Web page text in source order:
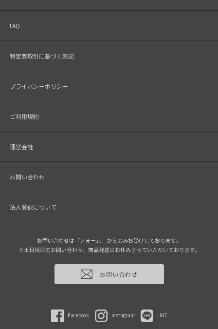
FAQ
特定商取引に基づく表記
プライバシーポリシー
ご利用規約
運営会社
お問い合わせ
法人登録について
お問い合わせは「フォーム」からのみお受けしております。
※土日祝日のお問い合わせ、商品発送はお休みさせていただいております。
お問い合わせ
Facebook Instagram LINE